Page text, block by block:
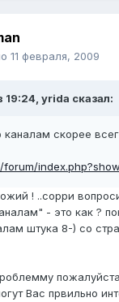
11 февраля, 2009
19:24, yrida сказал:
каналам скорее
! ..сорри
- это как ?
штука 8-) со
Вас првильно